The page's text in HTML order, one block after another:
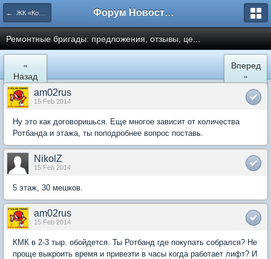
← ЖК «Комфортный КВАРТАЛ» Форум Новостройки
Ремонтные бригады: предложения, отзывы, це...
«
Назад
Вперед
»
am02rus
15 Feb 2014
Ну это как договоришься. Еще многое зависит от количества
Ротбанда и этажа, ты поподробнее вопрос поставь.
NikolZ
15 Feb 2014
5 этаж, 30 мешков.
am02rus
15 Feb 2014
КМК в 2-3 тыр. обойдется. Ты Ротбанд где покупать собрался? Не
проще выкроить время и привезти в часы когда работает лифт? И